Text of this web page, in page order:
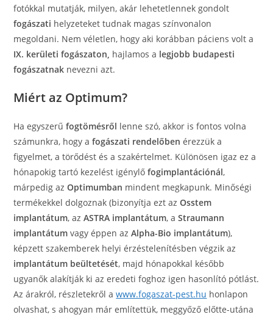
fotókkal mutatják, milyen, akár lehetetlennek gondolt
fogászati helyzeteket tudnak magas színvonalon
megoldani. Nem véletlen, hogy aki korábban páciens volt a
IX. kerületi fogászaton, hajlamos a legjobb budapesti
fogászatnak nevezni azt.
Miért az Optimum?
Ha egyszerűfogtömésről lenne szó, akkor is fontos volna
számunkra, hogy afogászati rendelőben érezzük a
figyelmet, a törődést és a szakértelmet. Különösen igaz ez a
hónapokig tartó kezelést igénylő fogimplantációnál,
márpedig azOptimumban mindent megkapunk. Minőségi
termékekkel dolgoznak (bizonyítja ezt az Osstem
implantátum, azASTRA implantátum, aStraumann
implantátum vagy éppen azAlpha-Bio implantátum),
képzett szakemberek helyi érzéstelenítésben végzik az
implantátum beültetését, majd hónapokkal később
ugyanők alakítják ki az eredeti foghoz igen hasonlító pótlást.
Az árakról, részletekről awww.fogaszat-pest.hu honlapon
olvashat, s ahogyan már említettük, meggyőző előtte-utána